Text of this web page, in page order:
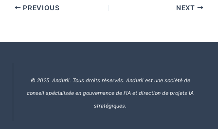
PREVIOUS NEXT
© 2025 Anduril. Tous droits réservés. Anduril est une société de
conseil spécialisée en gouvernance de l’IA et direction de projets IA
stratégiques.